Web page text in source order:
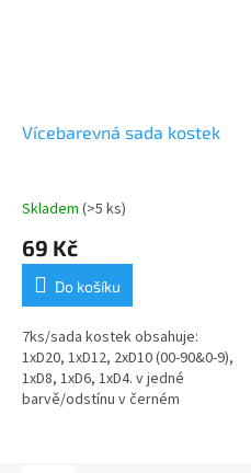
Vícebarevná sada kostek
Skladem (>5 ks)
69 Kč
Do košíku
7ks/sada kostek obsahuje:
1xD20, 1xD12, 2xD10 (00-90&0-9),
1xD8, 1xD6, 1xD4. v jedné
barvě/odstínu v černém